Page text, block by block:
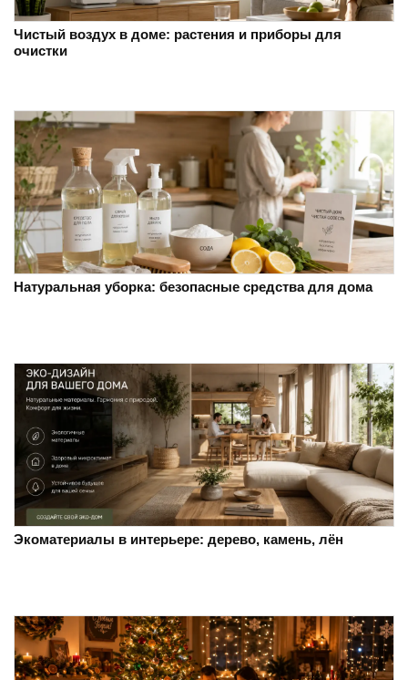
Чистый воздух в доме: растения и приборы для
очистки
Натуральная уборка: безопасные средства для дома
Экоматериалы в интерьере: дерево, камень, лён